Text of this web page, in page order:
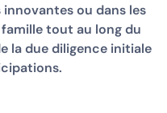
ou dans les
tout au long du
la due diligence initiale